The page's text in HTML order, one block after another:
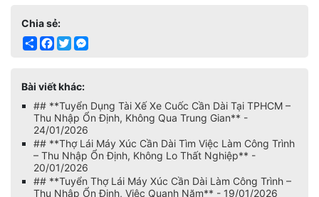
Chia sẻ:
ShareFacebook
Twitter
Bài viết khác:
## **Tuyển Dụng Tài Xế Xe Cuốc Cần Dài Tại TPHCM –
Thu Nhập Ổn Định, Không Qua Trung Gian** -
24/01/2026
## **Thợ Lái Máy Xúc Cần Dài Tìm Việc Làm Công Trình
– Thu Nhập Ổn Định, Không Lo Thất Nghiệp** -
20/01/2026
## **Tuyển Thợ Lái Máy Xúc Cần Dài Làm Công Trình –
Thu Nhập Ổn Định, Việc Quanh Năm** - 19/01/2026